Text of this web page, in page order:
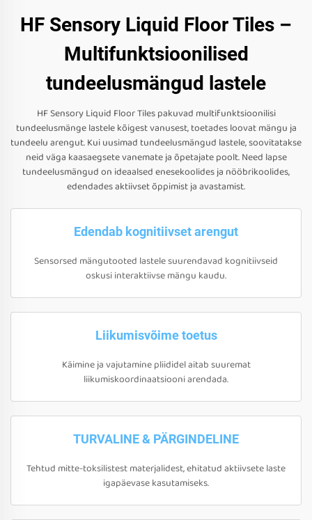
HF Sensory Liquid Floor Tiles –
Multifunktsioonilised
tundeelusmängud lastele
HF Sensory Liquid Floor Tiles pakuvad multifunktsioonilisi
tundeelusmänge lastele kõigest vanusest, toetades loovat mängu ja
tundeelu arengut. Kui uusimad tundeelusmängud lastele, soovitatakse
neid väga kaasaegsete vanemate ja õpetajate poolt. Need lapse
tundeelusmängud on ideaalsed enesekoolides ja nööbrikoolides,
edendades aktiivset õppimist ja avastamist.
Edendab kognitiivset arengut
Sensorsed mängutooted lastele suurendavad kognitiivseid
oskusi interaktiivse mängu kaudu.
Liikumisvõime toetus
Käimine ja vajutamine pliididel aitab suuremat
liikumiskoordinaatsiooni arendada.
TURVALINE & PÄRGINDELINE
Tehtud mitte-toksilistest materjalidest, ehitatud aktiivsete laste
igapäevase kasutamiseks.